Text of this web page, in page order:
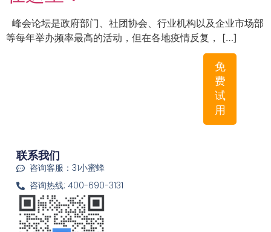
免
费
试
用
峰会论坛是政府部门、社团协会、行业机构以及企业市场部
等每年举办频率最高的活动，但在各地疫情反复， […]
联系我们
咨询客服：31小蜜蜂
咨询热线: 400-690-3131